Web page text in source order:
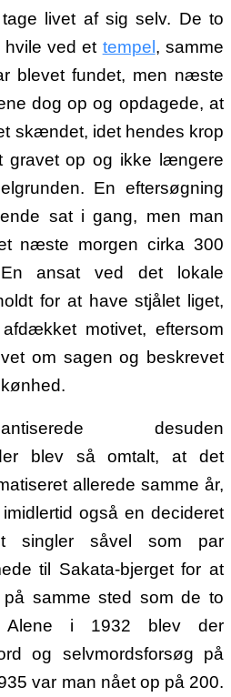
livet af sig selv. De to
hvile ved et tempel, samme
blevet fundet, men næste
dog op og opdagede, at
skændet, idet hendes krop
gravet op og ikke længere
En eftersøgning
sat i gang, men man
næste morgen cirka 300
ansat ved det lokale
for at have stjålet liget,
motivet, eftersom
om sagen og beskrevet
desuden
blev så omtalt, at det
allerede samme år,
også en decideret
singler såvel som par
til Sakata-bjerget for at
samme sted som de to
Alene i 1932 blev der
og selvmordsforsøg på
var man nået op på 200.